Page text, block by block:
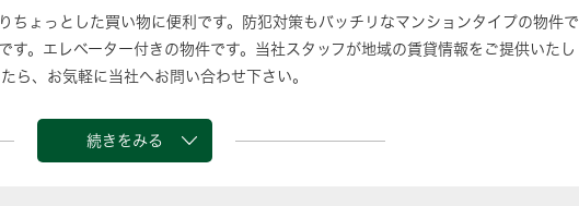
ょっとした買い物に便利です。防犯対策もバッチリなマンションタイプの物件で
す。エレベーター付きの物件です。当社スタッフが地域の賃貸情報をご提供いたし
ら、お気軽に当社へお問い合わせ下さい。
続きをみる